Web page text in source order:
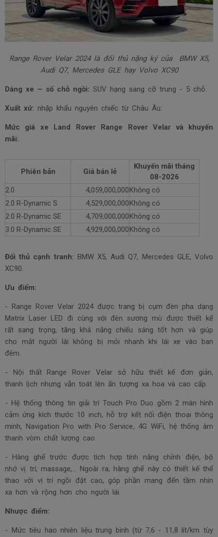
Range Rover Velar 2024 là đối thủ nặng ký của BMW X5,
Audi Q7, Mercedes GLE hay Volvo XC90
Dáng xe – số chỗ ngồi: SUV hạng sang cỡ trung - 5 chỗ.
Xuất xứ: nhập khẩu nguyên chiếc từ Châu Âu.
Mức giá xe Land Rover Range Rover Velar và khuyến
mãi:
Phiên bản Giá bán lẻ
Khuyến mãi tháng
08-2026
2.0
4,059,000,000Không có
2.0 R-Dynamic S
4,529,000,000Không có
2.0 R-Dynamic SE
4,709,000,000Không có
3.0 R-Dynamic SE
4,929,000,000Không có
Đối thủ cạnh tranh: BMW X5, Audi Q7, Mercedes GLE, Volvo
XC90.
Ưu điểm:
- Range Rover Velar 2024 được trang bị cụm đèn pha dạng
Matrix Laser LED đi cùng với đèn sương mù được thiết kế
rất sang trọng, tăng khả năng chiếu sáng tốt hơn và giúp
cho mắt người lái không bị mỏi nhanh khi lái xe vào ban
đêm.
- Nội thất Range Rover Velar sở hữu thiết kế đơn giản,
thanh lịch nhưng vẫn toát lên ấn tượng xa hoa và cao cấp.
- Hệ thống thông tin giải trí Touch Pro Duo gồm 2 màn hình
cảm ứng kích thước 10 inch, hỗ trợ kết nối điện thoại thông
minh, Navigation Pro with Pro Service, 4G WiFi, hệ thống âm
thanh vòm chất lượng cao.
- Hàng ghế trước được tích hợp tính năng chỉnh điện, bộ
nhớ vị trí, massage,... Ngoài ra, hàng ghế này có thiết kế thể
thao với vị trí ngồi đặt cao, góp phần mang đến tầm nhìn
xa hơn và rộng hơn cho người lái.
Nhược điểm:
- Mức tiêu hao nhiên liệu trung bình (từ 7,6 - 11,8 lít/km tùy